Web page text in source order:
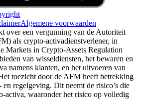
Algemene voorwaarden
over een vergunning van de Autoriteit
als crypto-activadienstverlener, in
Markets in Crypto-Assets Regulation
van wisseldiensten, het bewaren en
namens klanten, en het uitvoeren van
toezicht door de AFM heeft betrekking
regelgeving. Dit neemt de risico’s die
activa, waaronder het risico op volledig